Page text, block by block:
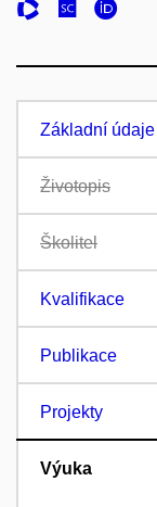
Základní údaje
Životopis
Školitel
Kvalifikace
Publikace
Projekty
Výuka